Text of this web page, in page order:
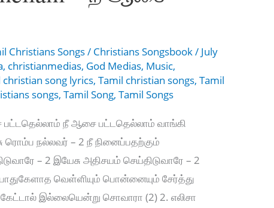
Christians Songs/ Christians Songsbook/ July
, christianmedias, God Medias, Music,
christian song lyrics,Tamil christian songs,Tamil
songs,Tamil Song,Tamil Songs
பட்டதெல்லாம் நீ ஆசை பட்டதெல்லாம் வாங்கி
நல்லவர் – 2 நீ நினைப்பதற்கும்
– 2 இயேசு அதிசயம் செய்திடுவாரே – 2
வெள்ளியும் பொன்னையும் சேர்த்து
இல்லையென்று சொவாரா (2) 2. எலிசா